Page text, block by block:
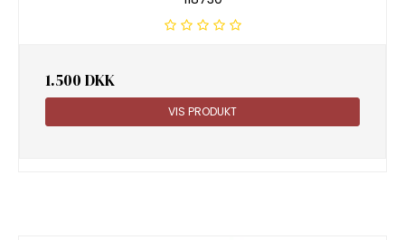
1.500 DKK
VIS PRODUKT